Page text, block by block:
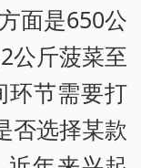
面是650公
公斤菠菜至
环节需要打
否选择某款